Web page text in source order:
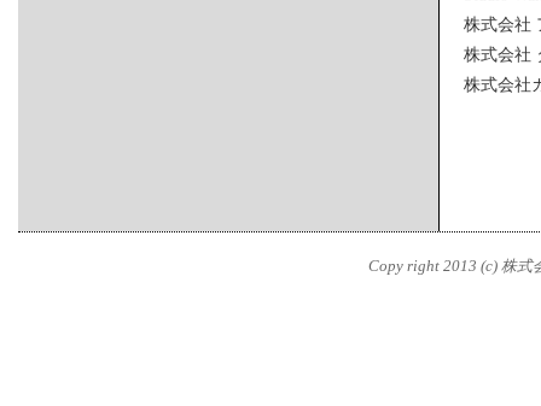
株式会社
株式会社
株式会社
Copy right 2013 (c) 株式